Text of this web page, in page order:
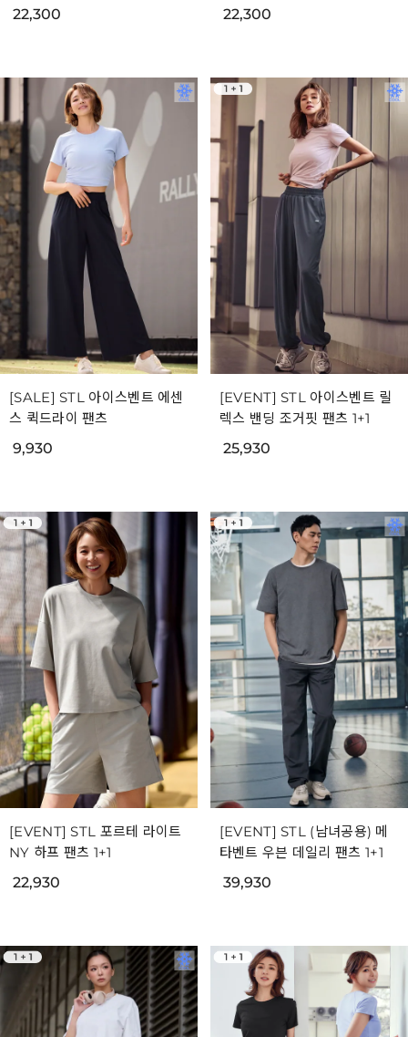
22,300 22,300
[SALE] STL 아이스벤트 에센
스 퀵드라이 팬츠
9,930
[EVENT] STL 아이스벤트 릴
렉스 밴딩 조거핏 팬츠 1+1
25,930
[EVENT] STL 포르테 라이트
NY 하프 팬츠 1+1
22,930
[EVENT] STL (남녀공용) 메
타벤트 우븐 데일리 팬츠 1+1
39,930